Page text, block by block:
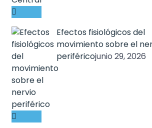
Efectos fisiológicos del
movimiento sobre el
periféricojunio 29, 2026